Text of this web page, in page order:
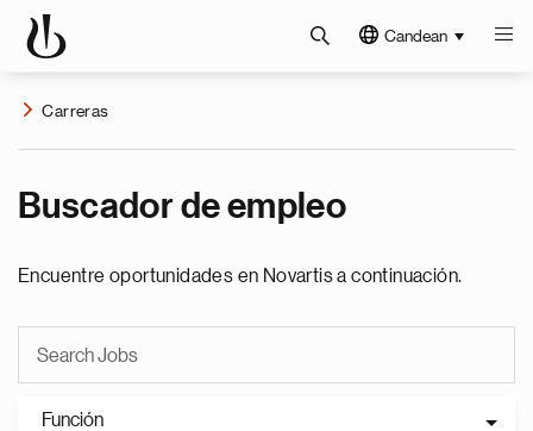
Candean
Carreras
Buscador de empleo
Encuentre oportunidades en Novartis a continuación.
Función